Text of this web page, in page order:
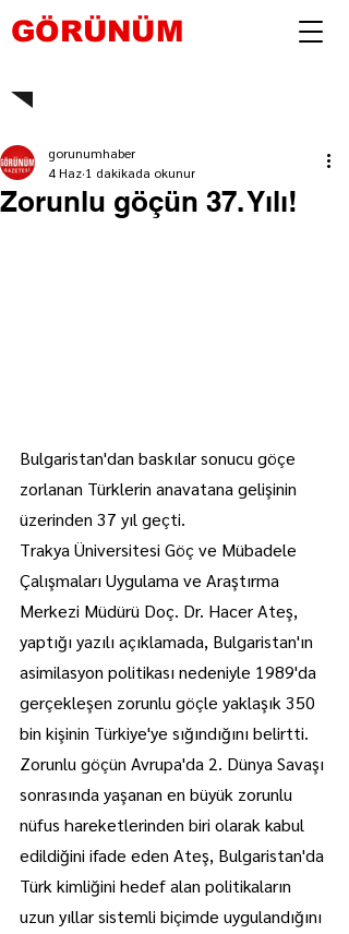
GÖRÜNÜM
Zorunlu göçün 37. Yılı!
gorunumhaber
4 Haz 1 dakikada okunur
Bulgaristan'dan baskılar sonucu göçe
zorlanan Türklerin anavatana gelişinin
üzerinden 37 yıl geçti.
Trakya Üniversitesi Göç ve Mübadele
Çalışmaları Uygulama ve Araştırma
Merkezi Müdürü Doç. Dr. Hacer Ateş,
yaptığı yazılı açıklamada, Bulgaristan'ın
asimilasyon politikası nedeniyle 1989'da
gerçekleşen zorunlu göçle yaklaşık 350
bin kişinin Türkiye'ye sığındığını belirtti.
Zorunlu göçün Avrupa'da 2. Dünya Savaşı
sonrasında yaşanan en büyük zorunlu
nüfus hareketlerinden biri olarak kabul
edildiğini ifade eden Ateş, Bulgaristan'da
Türk kimliğini hedef alan politikaların
uzun yıllar sistemli biçimde uygulandığını